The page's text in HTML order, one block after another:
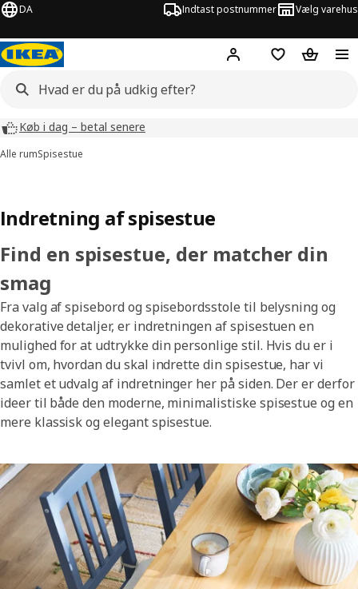
DA Indtast postnummer Vælg varehus
Hej! Log ind her
Huskeliste
Kurv
Køb i dag – betal senere
Alle rumSpisestue
Indretning af spisestue
Find en spisestue, der matcher din
smag
Fra valg af spisebord og spisebordsstole til belysning og
dekorative detaljer, er indretningen af spisestuen en
mulighed for at udtrykke din personlige stil. Hvis du er i
tvivl om, hvordan du skal indrette din spisestue, har vi
samlet et udvalg af indretninger her på siden. Der er derfor
ideer til både den moderne, minimalistiske spisestue og en
mere klassisk og elegant spisestue.